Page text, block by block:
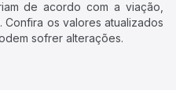
de acordo com a viação,
os valores atualizados
sofrer alterações.